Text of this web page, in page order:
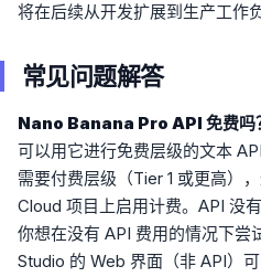
将在后续从开发扩展到生产工作
常见问题解答
Nano Banana Pro API 免费吗
可以用它进行免费层级的文本
需要付费层级（Tier 1 或更高）
Cloud 项目上启用计费。API 没
你想在没有 API 费用的情况下尝
Studio 的 Web 界面（非 API）